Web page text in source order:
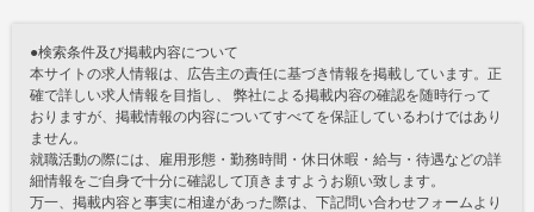
●検索条件及び掲載内容について
本サイトの求人情報は、広告主の責任に基づき情報を掲載しています。正
確で詳しい求人情報を目指し、 弊社による掲載内容の確認を随時行って
おりますが、掲載情報の内容についてすべてを保証しているわけではあり
ません。
就職活動の際には、雇用形態・勤務時間・休日休暇・給与・待遇などの詳
細情報をご自身で十分に確認して頂きますようお願い致します。
万一、掲載内容と事実に相違があった際は、下記問い合わせフォームより